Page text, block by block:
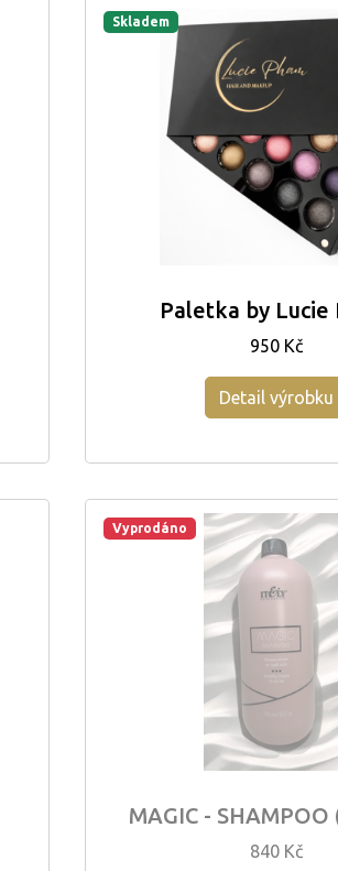
Skladem
Paletka by Lucie
950 Kč
Detail výrobku
Vyprodáno
MAGIC - SHAMPOO
840 Kč